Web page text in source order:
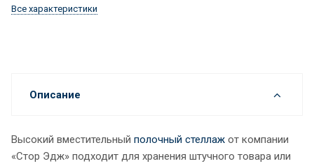
Все характеристики
Описание
Высокий вместительный полочный стеллаж от компании
«Стор Эдж» подходит для хранения штучного товара или